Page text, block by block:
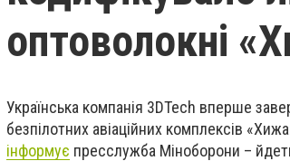
оптоволокні
Українська компанія 3DTech вперше
безпілотних авіаційних комплексів
інформує пресслужба Міноборони –